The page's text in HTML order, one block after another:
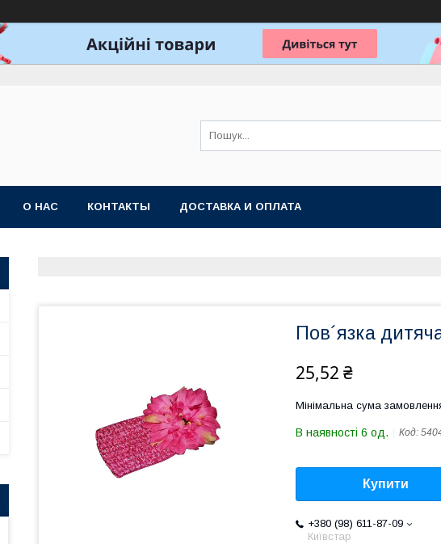
О НАС КОНТАКТЫ ДОСТАВКА И ОПЛАТА
Пов´язка
25,52 ₴
Мінімальна сума
В наявності 6 од. Код:
Купити
+380 (98) 611-87-09
Київстар